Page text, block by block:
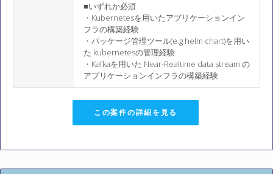
■いずれか必須
・Kubernetesを用いたアプリケーションイン
フラの構築経験
・パッケージ管理ツール(e.g helm chart)を用い
た kubernetesの管理経験
・Kafkaを用いた Near-Realtime data stream の
アプリケーションインフラの構築経験
この案件の詳細を見る